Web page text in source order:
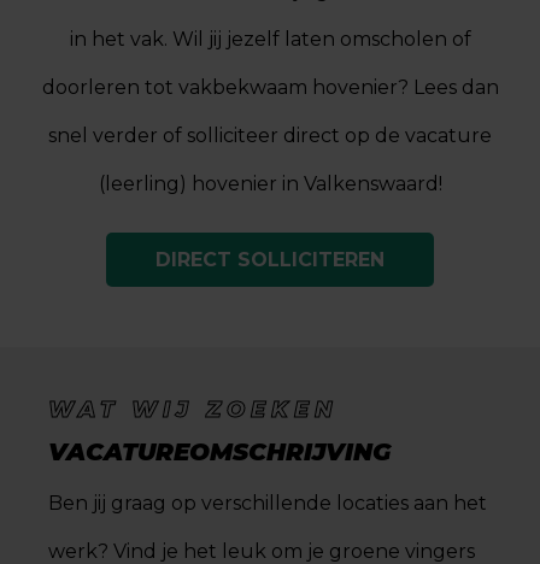
in het vak. Wil jij jezelf laten omscholen of
doorleren tot vakbekwaam hovenier? Lees dan
snel verder of solliciteer direct op de vacature
(leerling) hovenier in Valkenswaard!
DIRECT SOLLICITEREN
WAT WIJ ZOEKEN
VACATUREOMSCHRIJVING
Ben jij graag op verschillende locaties aan het
werk? Vind je het leuk om je groene vingers